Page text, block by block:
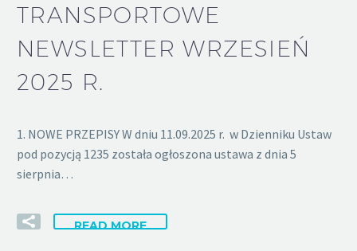
TRANSPORTOWE
NEWSLETTER WRZESIEŃ
2025 R.
1. NOWE PRZEPISY W dniu 11.09.2025 r. w Dzienniku Ustaw
pod pozycją 1235 została ogłoszona ustawa z dnia 5
sierpnia…
READ MORE